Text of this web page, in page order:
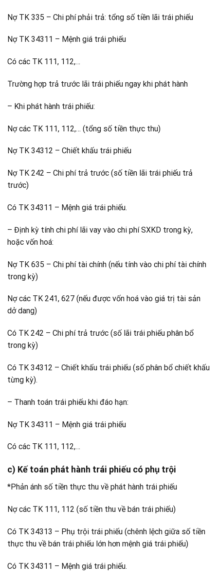
Nợ TK 335 – Chi phí phải trả: tổng số tiền lãi trái phiếu
Nợ TK 34311 – Mệnh giá trái phiếu
Có các TK 111, 112,…
Trường hợp trả trước lãi trái phiếu ngay khi phát hành
– Khi phát hành trái phiếu:
Nợ các TK 111, 112,… (tổng số tiền thực thu)
Nợ TK 34312 – Chiết khấu trái phiếu
Nợ TK 242 – Chi phí trả trước (số tiền lãi trái phiếu trả
trước)
Có TK 34311 – Mệnh giá trái phiếu.
– Định kỳ tính chi phí lãi vay vào chi phí SXKD trong kỳ,
hoặc vốn hoá:
Nợ TK 635 – Chi phí tài chính (nếu tính vào chi phí tài chính
trong kỳ)
Nợ các TK 241, 627 (nếu được vốn hoá vào giá trị tài sản
dở dang)
Có TK 242 – Chi phí trả trước (số lãi trái phiếu phân bổ
trong kỳ)
Có TK 34312 – Chiết khấu trái phiếu (số phân bổ chiết khấu
từng kỳ).
– Thanh toán trái phiếu khi đáo hạn:
Nợ TK 34311 – Mệnh giá trái phiếu
Có các TK 111, 112,…
c) Kế toán phát hành trái phiếu có phụ trội
*Phản ánh số tiền thực thu về phát hành trái phiếu
Nợ các TK 111, 112 (số tiền thu về bán trái phiếu)
Có TK 34313 – Phụ trội trái phiếu (chênh lệch giữa số tiền
thực thu về bán trái phiếu lớn hơn mệnh giá trái phiếu)
Có TK 34311 – Mệnh giá trái phiếu.